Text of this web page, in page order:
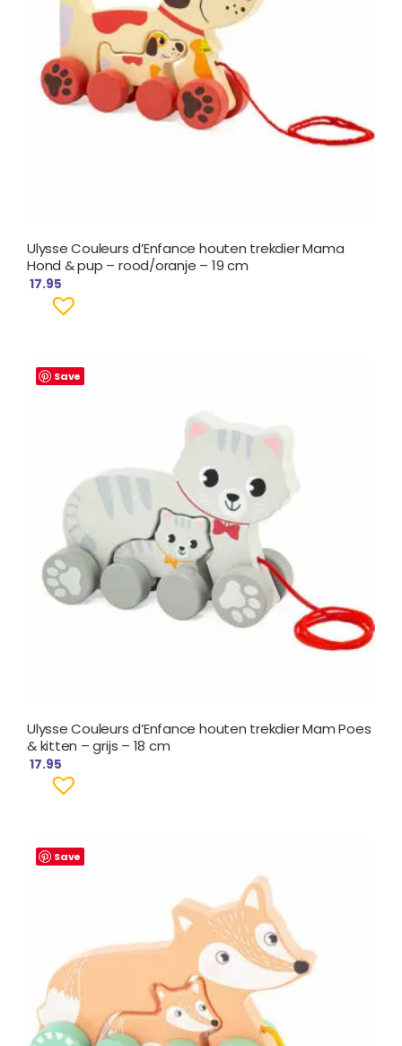
Ulysse Couleurs d’Enfance houten trekdier Mama
Hond & pup – rood/oranje – 19 cm
17.95
Save
Ulysse Couleurs d’Enfance houten trekdier Mam Poes
& kitten – grijs – 18 cm
17.95
Save